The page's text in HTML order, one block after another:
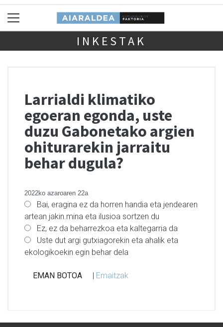
INKESTAK
Larrialdi klimatiko
egoeran egonda, uste
duzu Gabonetako argien
ohiturarekin jarraitu
behar dugula?
2022ko azaroaren 22a
Bai, eragina ez da horren handia eta jendearen
artean jakin.mina eta ilusioa sortzen du
Ez, ez da beharrezkoa eta kaltegarria da
Uste dut argi gutxiagorekin eta ahalik eta
ekologikoekin egin behar dela
| Emaitzak